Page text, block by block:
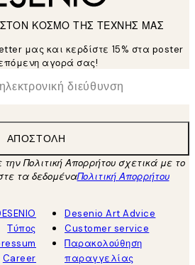
ΚΟΣΜΟ ΤΗΣ ΤΕΧΝΗΣ ΜΑΣ
μας και κερδίστε 15% στα poster
αγορά σας!
ΑΠΟΣΤΟΛΉ
Πολιτική Απορρήτου σχετικά με το
τα δεδομέναΠολιτική Απορρήτου
Τύπος
Career
Desenio Art Advice
Customer service
Παρακολούθηση
παραγγελίας